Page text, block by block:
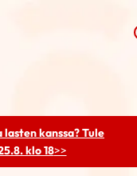
kanssa? Tule
klo 18>>